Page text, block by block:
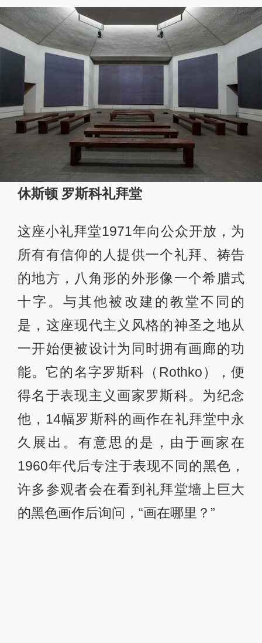
休斯顿 罗斯科礼拜堂
这座小礼拜堂1971年向公众开放，为
所有有信仰的人提供一个礼拜、祷告
的地方，八角形的外形像一个希腊式
十字。与其他被改建的教堂不同的
是，这座现代主义风格的神圣之地从
一开始便被设计为同时拥有画廊的功
能。它的名字罗斯科（Rothko），便
得名于表现主义画家罗斯科。为纪念
他，14幅罗斯科的画作在礼拜堂中永
久展出。有意思的是，由于画家在
1960年代后专注于表现不同的黑色，
许多参观者会在看到礼拜堂墙上巨大
的黑色画作后询问，“画在哪里？”